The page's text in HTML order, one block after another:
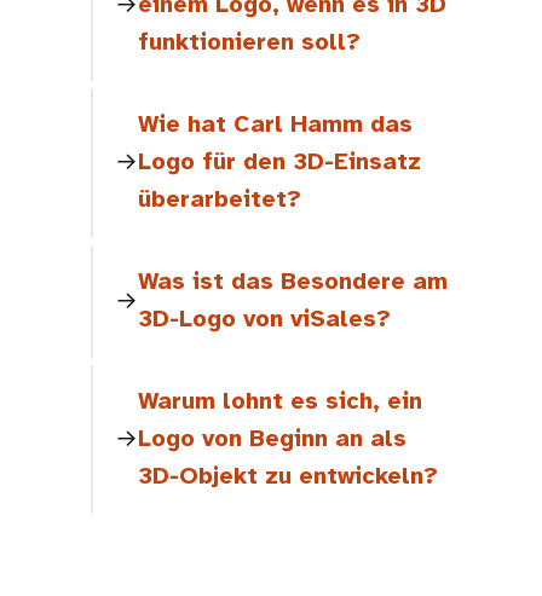
einem Logo, wenn es in 3D
funktionieren soll?
Wie hat Carl Hamm das
Logo für den 3D-Einsatz
überarbeitet?
Was ist das Besondere am
3D-Logo von viSales?
Warum lohnt es sich, ein
Logo von Beginn an als
3D-Objekt zu entwickeln?